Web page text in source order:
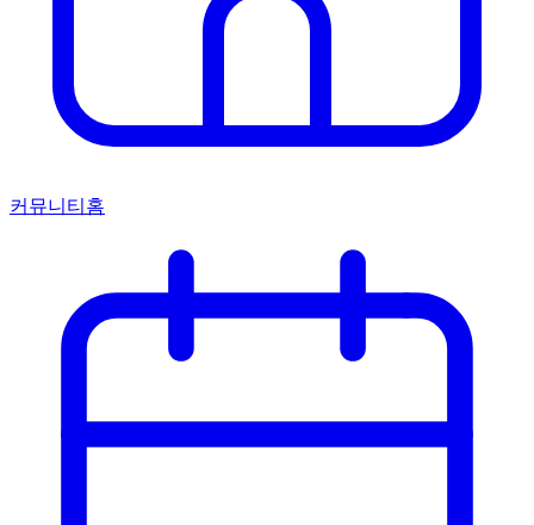
커뮤니티홈